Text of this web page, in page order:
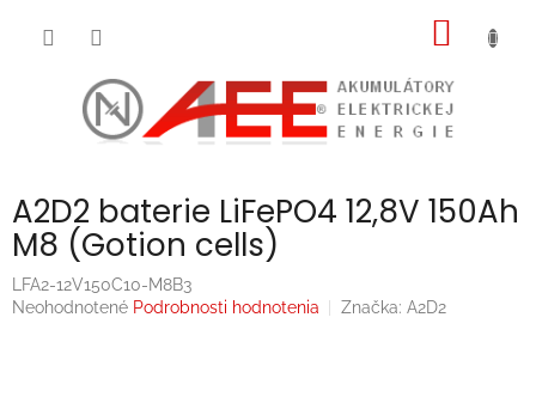
A2D2 baterie LiFePO4 12,8V 150Ah
M8 (Gotion cells)
LFA2-12V150C10-M8B3
Priemerné
Neohodnotené Podrobnosti hodnotenia Značka: A2D2